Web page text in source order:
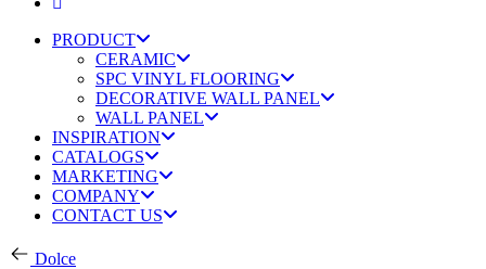
PRODUCT
CERAMIC
SPC VINYL FLOORING
DECORATIVE WALL PANEL
WALL PANEL
INSPIRATION
CATALOGS
MARKETING
COMPANY
CONTACT US
Dolce